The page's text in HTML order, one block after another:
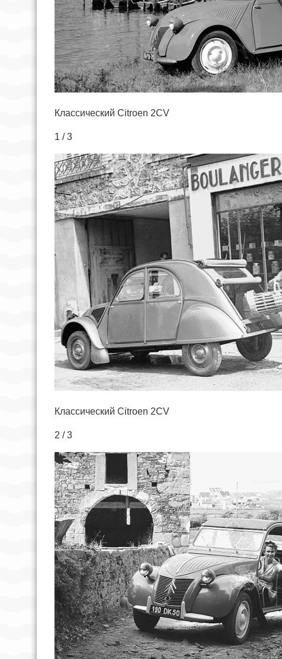
Классический Citroen 2CV
1 / 3
Классический Citroen 2CV
2 / 3